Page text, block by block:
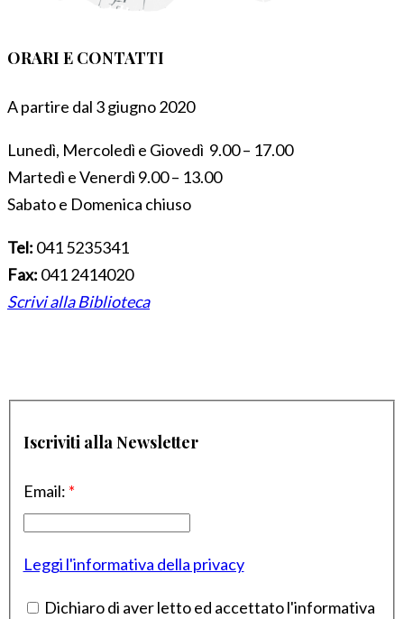
ORARI E CONTATTI
A partire dal 3 giugno 2020
Lunedì, Mercoledì e Giovedì 9.00 – 17.00
Martedì e Venerdì 9.00 – 13.00
Sabato e Domenica chiuso
Tel: 041 5235341
Fax: 041 2414020
Scrivi alla Biblioteca
Iscriviti alla Newsletter
Email: *
Leggi l'informativa della privacy
Dichiaro di aver letto ed accettato l'informativa